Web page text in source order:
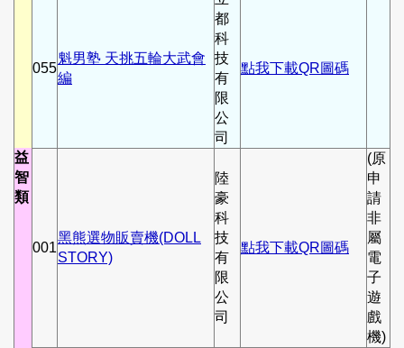
055
魁男塾 天挑五輪大武會
編
都
科
技
有
限
公
司
點我下載QR圖碼
益
智
類
001
黑熊選物販賣機(DOLL
STORY)
陸
豪
科
技
有
限
公
司
點我下載QR圖碼
(原
申
請
非
屬
電
子
遊
戲
機)